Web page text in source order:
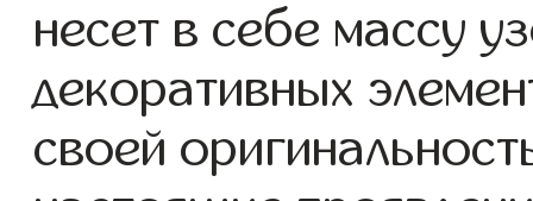
несет в себе массу
декоративных
своей